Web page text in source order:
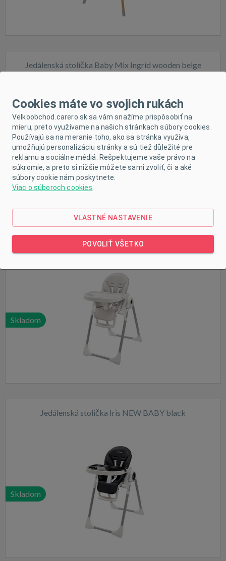
Jedálenská stolička Baby Mix Ingrid wooden beige
Skladom
Jedálenská stolička Iris NEW BABY warm grey
Skladom
Jedálenská stolička Iris NEW BABY black
Skladom
Cookies máte vo svojich rukách
Velkoobchod.carero.sk sa vám snažíme prispôsobiť na
mieru, preto využívame na našich stránkach súbory cookies.
Používajú sa na meranie toho, ako sa stránka využíva,
umožňujú personalizáciu stránky a sú tiež důležité pre
reklamu a sociálne médiá. Rešpektujeme vaše právo na
súkromie, a preto si nižšie môžete sami zvoliť, či a aké
súbory cookie nám poskytnete.
Viac o súboroch cookies
VLASTNÉ NASTAVENIE
POVOLIŤ VŠETKO